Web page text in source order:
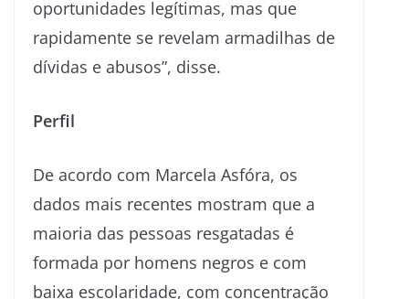
oportunidades legítimas, mas que
rapidamente se revelam armadilhas de
dívidas e abusos”, disse.
Perfil
De acordo com Marcela Asfóra, os
dados mais recentes mostram que a
maioria das pessoas resgatadas é
formada por homens negros e com
baixa escolaridade, com concentração